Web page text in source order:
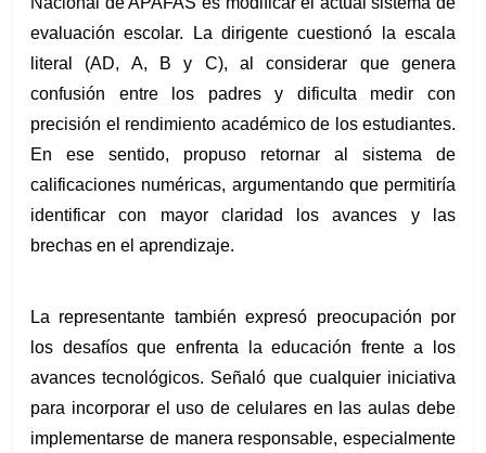
evaluación escolar. La dirigente cuestionó la escala
literal (AD, A, B y C), al considerar que genera
confusión entre los padres y dificulta medir con
precisión el rendimiento académico de los estudiantes.
En ese sentido, propuso retornar al sistema de
calificaciones numéricas, argumentando que permitiría
identificar con mayor claridad los avances y las
brechas en el aprendizaje.
La representante también expresó preocupación por
los desafíos que enfrenta la educación frente a los
avances tecnológicos. Señaló que cualquier iniciativa
para incorporar el uso de celulares en las aulas debe
implementarse de manera responsable, especialmente